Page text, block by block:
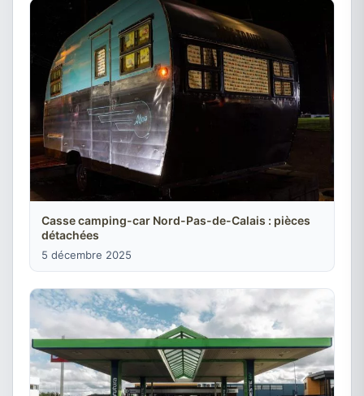
Casse camping-car Nord-Pas-de-Calais : pièces
détachées
5 décembre 2025